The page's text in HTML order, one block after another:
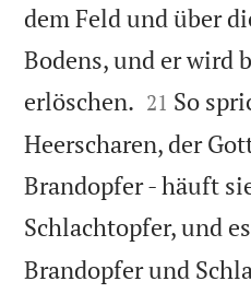
dem Feld und über
Bodens, und er wird
erlöschen. 

21 So
Heerscharen, der
Brandopfer - häuft
Schlachtopfer, und
Brandopfer und